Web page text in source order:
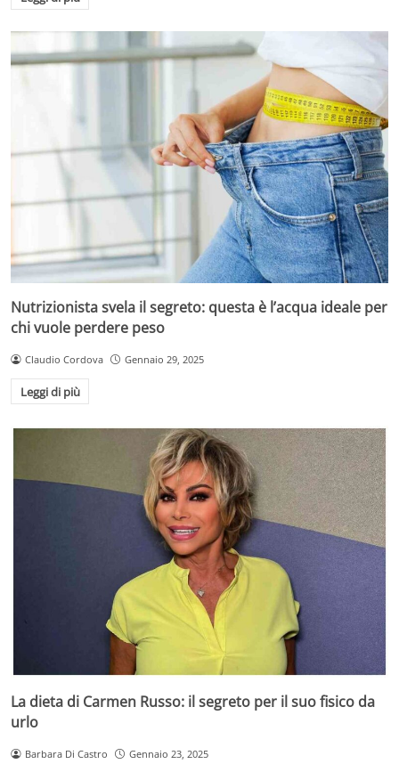
Nutrizionista svela il segreto: questa è l’acqua ideale per
chi vuole perdere peso
Claudio Cordova Gennaio 29, 2025
Leggi di più
La dieta di Carmen Russo: il segreto per il suo fisico da
urlo
Barbara Di Castro Gennaio 23, 2025